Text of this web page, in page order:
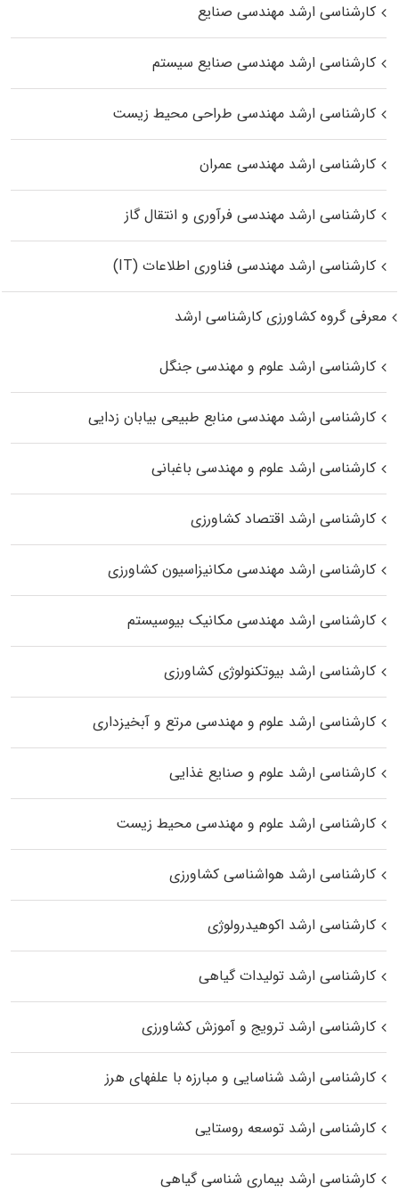
کارشناسی ارشد مهندسی صنایع
کارشناسی ارشد مهندسی صنایع سیستم
کارشناسی ارشد مهندسی طراحی محیط زیست
کارشناسی ارشد مهندسی عمران
کارشناسی ارشد مهندسی فرآوری و انتقال گاز
کارشناسی ارشد مهندسی فناوری اطلاعات (IT)
معرفی گروه کشاورزی کارشناسی ارشد
کارشناسی ارشد علوم و مهندسی جنگل
کارشناسی ارشد مهندسی منابع طبیعی بیابان زدایی
کارشناسی ارشد علوم و مهندسی باغبانی
کارشناسی ارشد اقتصاد کشاورزی
کارشناسی ارشد مهندسی مکانیزاسیون کشاورزی
کارشناسی ارشد مهندسی مکانیک بیوسیستم
کارشناسی ارشد بیوتکنولوژی کشاورزی
کارشناسی ارشد علوم و مهندسی مرتع و آبخیزداری
کارشناسی ارشد علوم و صنایع غذایی
کارشناسی ارشد علوم و مهندسی محیط زیست
کارشناسی ارشد هواشناسی کشاورزی
کارشناسی ارشد اکوهیدرولوژی
کارشناسی ارشد تولیدات گیاهی
کارشناسی ارشد ترویج و آموزش کشاورزی
کارشناسی ارشد شناسایی و مبارزه با علفهای هرز
کارشناسی ارشد توسعه روستایی
کارشناسی ارشد بیماری‌ شناسی گیاهی